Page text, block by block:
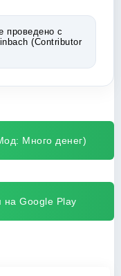
проведено с
(Contributor
Много денег)
на Google Play